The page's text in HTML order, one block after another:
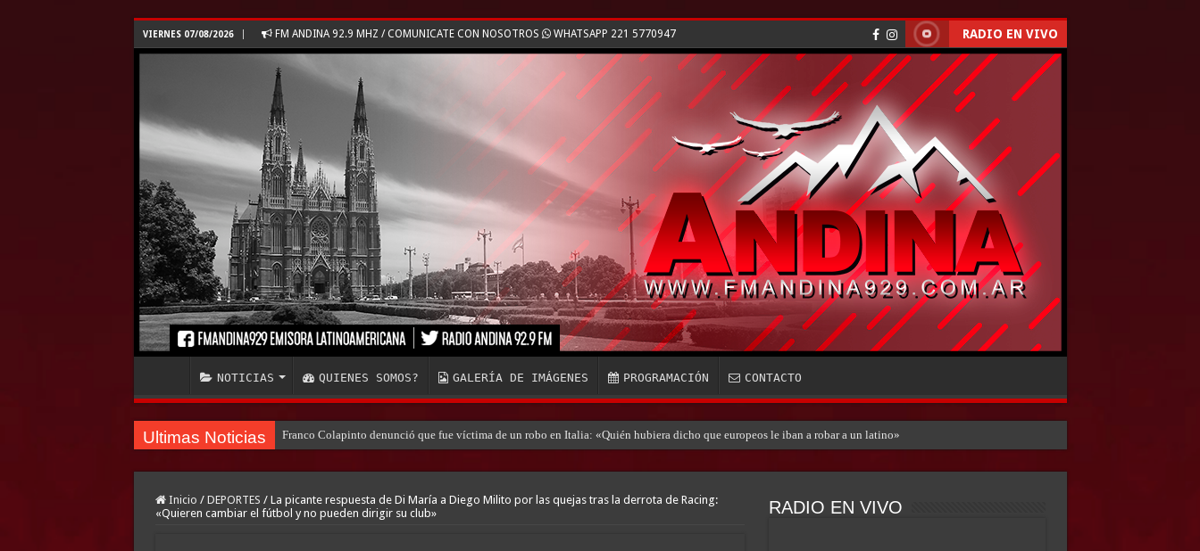
VIERNES 07/08/2026 FM ANDINA 92.9 MHZ / COMUNICATE CON NOSOTROS WHATSAPP 221 5770947 RADIO EN VIVO
NOTICIAS QUIENES SOMOS? GALERÍA DE IMÁGENES PROGRAMACIÓN CONTACTO
Ultimas Noticias Franco Colapinto denunció que fue víctima de un robo en Italia: «Quién hubiera dicho que europeos le iban a robar a un latino»
Inicio / DEPORTES / La picante respuesta de Di María a Diego Milito por las quejas tras la derrota de Racing:
«Quieren cambiar el fútbol y no pueden dirigir su club»
RADIO EN VIVO